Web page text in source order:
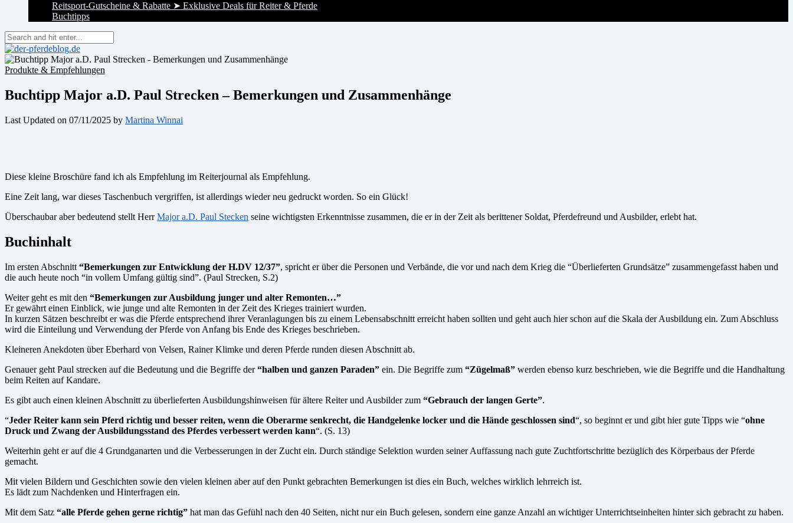
Reitsport-Gutscheine & Rabatte ➤ Exklusive Deals für Reiter & Pferde
Buchtipps
Produkte & Empfehlungen
Buchtipp Major a.D. Paul Strecken – Bemerkungen und Zusammenhänge
Last Updated on 07/11/2025 by Martina Winnai
Diese kleine Broschüre fand ich als Empfehlung im Reiterjournal als Empfehlung.
Eine Zeit lang, war dieses Taschenbuch vergriffen, ist allerdings wieder neu gedruckt worden. So ein Glück!
Überschaubar aber bedeutend stellt HerrMajor a.D. Paul Stecken seine wichtigsten Erkenntnisse zusammen, die er in der Zeit als berittener Soldat, Pferdefreund und Ausbilder, erlebt hat.
Buchinhalt
Im ersten Abschnitt “Bemerkungen zur Entwicklung der H.DV 12/37”, spricht er über die Personen und Verbände, die vor und nach dem Krieg die “Überlieferten Grundsätze” zusammengefasst haben und
die auch heute noch “in vollem Umfang gültig sind”. (Paul Strecken, S.2)
Weiter geht es mit den “Bemerkungen zur Ausbildung junger und alter Remonten…”
Er gewährt einen Einblick, wie junge und alte Remonten in der Zeit des Krieges trainiert wurden.
In kurzen Sätzen beschreibt er was die Pferde entsprechend ihrer Veranlagungen bis zu einem Lebensabschnitt erreicht haben sollten und geht auch hier schon auf die Skala der Ausbildung ein. Zum Abschluss
wird die Einteilung und Verwendung der Pferde von Anfang bis Ende des Krieges beschrieben.
Kleineren Anekdoten über Eberhard von Velsen, Rainer Klimke und deren Pferde runden diesen Abschnitt ab.
Genauer geht Paul strecken auf die Bedeutung und die Begriffe der“halben und ganzen Paraden” ein. Die Begriffe zum “Zügelmaß” werden ebenso kurz beschrieben, wie die Begriffe und die Handhaltung
beim Reiten auf Kandare.
Es gibt auch einen kleinen Abschnitt zu überlieferten Ausbildungshinweisen für ältere Reiter und Ausbilder zum “Gebrauch der langen Gerte”.
“Jeder Reiter kann sein Pferd richtig und besser reiten, wenn die Oberarme senkrecht, die Handgelenke locker und die Hände geschlossen sind“, so beginnt er und gibt hier gute Tipps wie “ohne
Druck und Zwang der Ausbildungsstand des Pferdes verbessert werden kann“. (S. 13)
Weiterhin geht er auf die 4 Grundganarten und die Verbesserungen in der Zucht ein. Durch ständige Selektion wurden seiner Auffassung nach gute Zuchtfortschritte bezüglich des Körperbaus der Pferde
gemacht.
Mit vielen Bildern und Geschichten sowie den vielen kleinen aber auf den Punkt gebrachten Bemerkungen ist dies ein Buch, welches wirklich lehrreich ist.
Es lädt zum Nachdenken und Hinterfragen ein.
Mit dem Satz “alle Pferde gehen gerne richtig” hat man das Gefühl nach den 40 Seiten, nicht nur ein Buch gelesen, sondern eine ganze Anzahl an wichtiger Unterrichtseinheiten hinter sich gebracht zu haben.